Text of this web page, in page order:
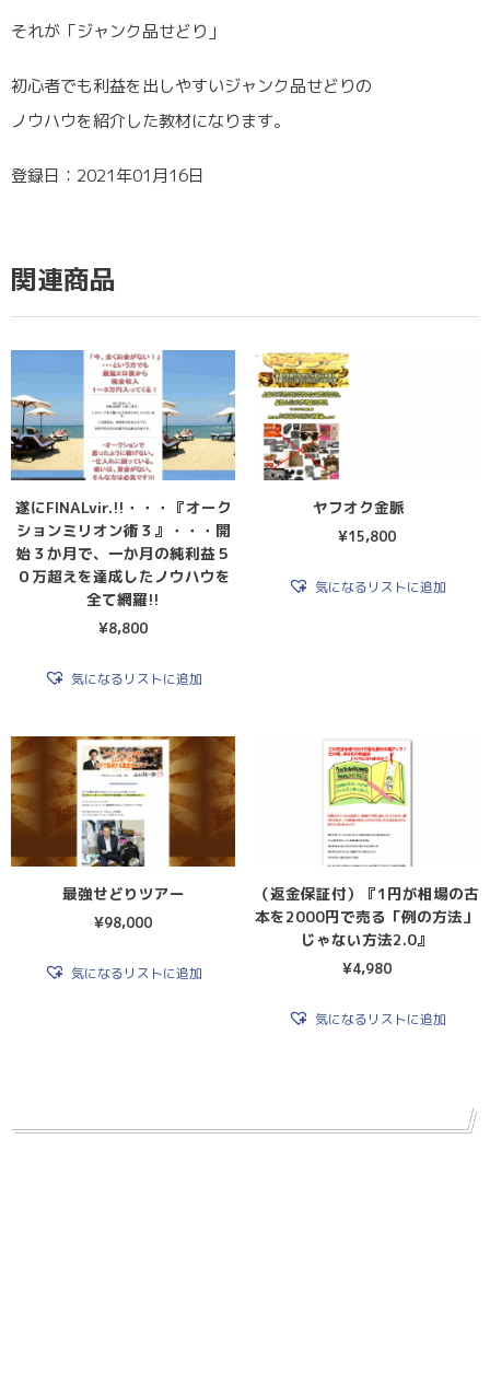
それが「ジャンク品せどり」
初心者でも利益を出しやすいジャンク品せどりの
ノウハウを紹介した教材になります。
登録日：2021年01月16日
関連商品
遂にFINALvir.!!・・・『オーク
ションミリオン術３』・・・開
始３か月で、一か月の純利益５
０万超えを達成したノウハウを
全て網羅!!
¥8,800
気になるリストに追加
ヤフオク金脈
¥15,800
気になるリストに追加
最強せどりツアー
¥98,000
気になるリストに追加
（返金保証付）『1円が相場の古
本を2000円で売る「例の方法」
じゃない方法2.0』
¥4,980
気になるリストに追加